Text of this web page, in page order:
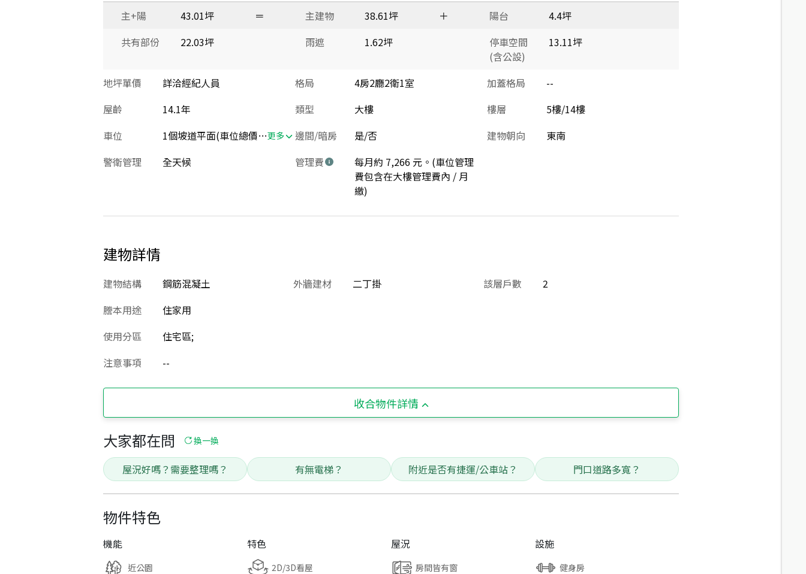
主+陽 43.01坪 ＝ 主建物 38.61坪 ＋ 陽台
4.4坪
共有部份
22.03坪 雨遮 1.62坪
停車空間
(含公設)
13.11坪
地坪單價 詳洽經紀人員 格局 4房2廳2衛1室 加蓋格局
--
屋齡
14.1年 類型 大樓 樓層
5樓/14樓
車位
1個坡道平面(車位總價：250萬)更多 邊間/暗房 是/否 建物朝向
東南
警衛管理
全天候 管理費
每月約 7,266 元。(車位管理
費包含在大樓管理費內 / 月
繳)
建物詳情
建物結構 鋼筋混凝土 外牆建材 二丁掛 該層戶數
2
謄本用途
住家用
使用分區
住宅區;
注意事項
--
收合物件詳情
大家都在問 換一換
屋況好嗎？需要整理嗎？ 有無電梯？ 附近是否有捷運/公車站？ 門口道路多寬？
物件特色
機能
近公園
特色
2D/3D看屋
屋況
房間皆有窗
設施
健身房